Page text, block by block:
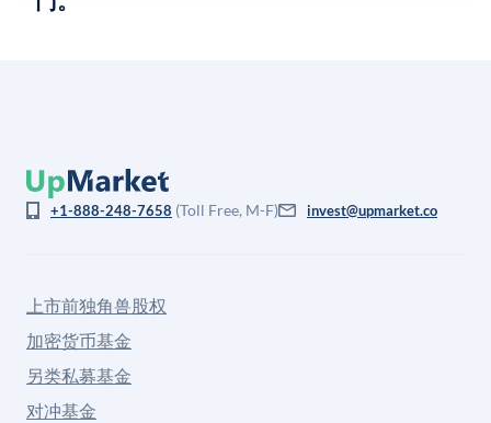
+1-888-248-7658 (Toll Free, M-F) invest@upmarket.co
上市前独角兽股权
加密货币基金
另类私募基金
对冲基金